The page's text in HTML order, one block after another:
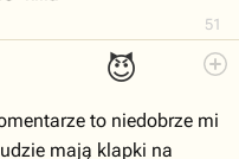
51
😈
to niedobrze mi
mają klapki na